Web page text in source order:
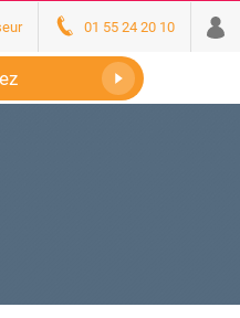
01 55 24 20 10